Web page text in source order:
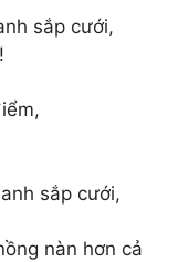
sắp cưới,
sắp cưới,
nàn hơn cả